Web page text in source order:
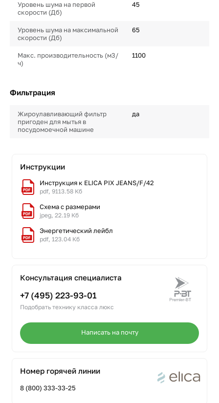
Уровень шума на первой
скорости (Дб)
45
Уровень шума на максимальной
скорости (Дб)
65
Макс. производительность (м3/
ч)
1100
Фильтрация
Жироулавливающий фильтр
пригоден для мытья в
посудомоечной машине
да
Инструкции
Инструкция к ELICA PIX JEANS/F/42
pdf, 9113.58 Кб
Схема с размерами
jpeg, 22.19 Кб
Энергетический лейбл
pdf, 123.04 Кб
Консультация специалиста
+7 (495) 223-93-01
Подобрать технику класса люкс
Написать на почту
Номер горячей линии
8 (800) 333-33-25